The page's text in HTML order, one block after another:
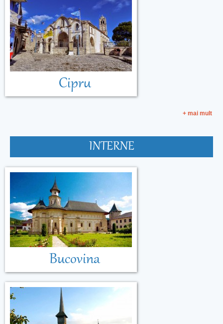
Cipru
+ mai mult
INTERNE
Bucovina